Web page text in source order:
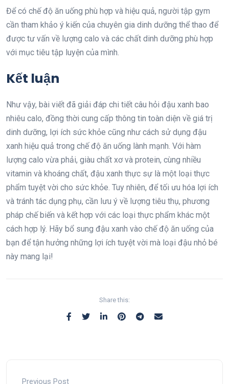
Để có chế độ ăn uống phù hợp và hiệu quả, người tập gym
cần tham khảo ý kiến của chuyên gia dinh dưỡng thể thao để
được tư vấn về lượng calo và các chất dinh dưỡng phù hợp
với mục tiêu tập luyện của mình.
Kết luận
Như vậy, bài viết đã giải đáp chi tiết câu hỏi đậu xanh bao
nhiêu calo, đồng thời cung cấp thông tin toàn diện về giá trị
dinh dưỡng, lợi ích sức khỏe cũng như cách sử dụng đậu
xanh hiệu quả trong chế độ ăn uống lành mạnh. Với hàm
lượng calo vừa phải, giàu chất xơ và protein, cùng nhiều
vitamin và khoáng chất, đậu xanh thực sự là một loại thực
phẩm tuyệt vời cho sức khỏe. Tuy nhiên, để tối ưu hóa lợi ích
và tránh tác dụng phụ, cần lưu ý về lượng tiêu thụ, phương
pháp chế biến và kết hợp với các loại thực phẩm khác một
cách hợp lý. Hãy bổ sung đậu xanh vào chế độ ăn uống của
bạn để tận hưởng những lợi ích tuyệt vời mà loại đậu nhỏ bé
này mang lại!
Share this:
Previous Post